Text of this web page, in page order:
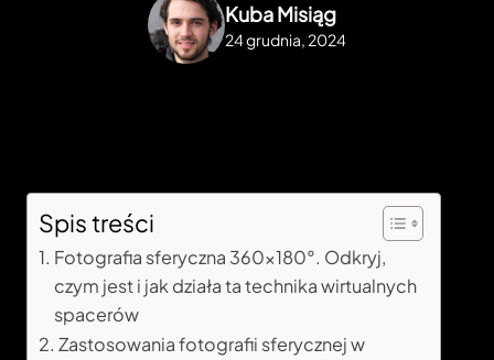
Kuba Misiąg
24 grudnia, 2024
Spis treści
Fotografia sferyczna 360×180°. Odkryj,
czym jest i jak działa ta technika wirtualnych
spacerów
Zastosowania fotografii sferycznej w